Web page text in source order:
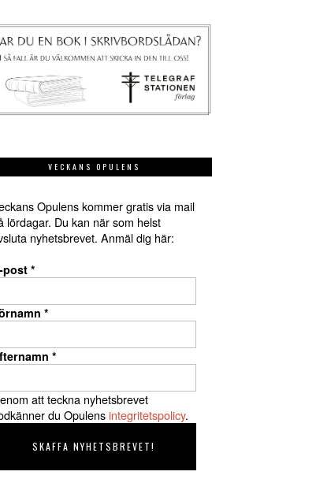
VECKANS OPULENS
Opulens kommer gratis via mail
lördagar. Du kan när som helst
nyhetsbrevet. Anmäl dig här:
post *
*
*
att teckna nyhetsbrevet
du Opulensintegritetspolicy.